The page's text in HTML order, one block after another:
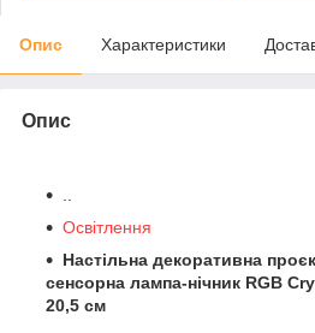
Опис Характеристики
Опис
Освітлення
Настільна декоративна
сенсорна лампа-нічник RGB
20,5 см